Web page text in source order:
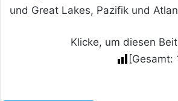
und Great Lakes, Pazifik und
Klicke, um diesen
[Gesamt: